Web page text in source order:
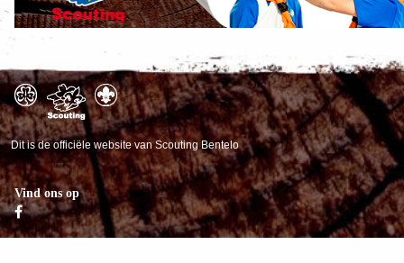
Dit is de officiële website van Scouting Bentelo
Vind ons op